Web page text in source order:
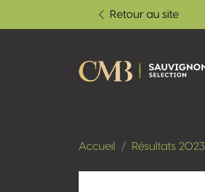
Retour au site
Accueil Résultats 2023